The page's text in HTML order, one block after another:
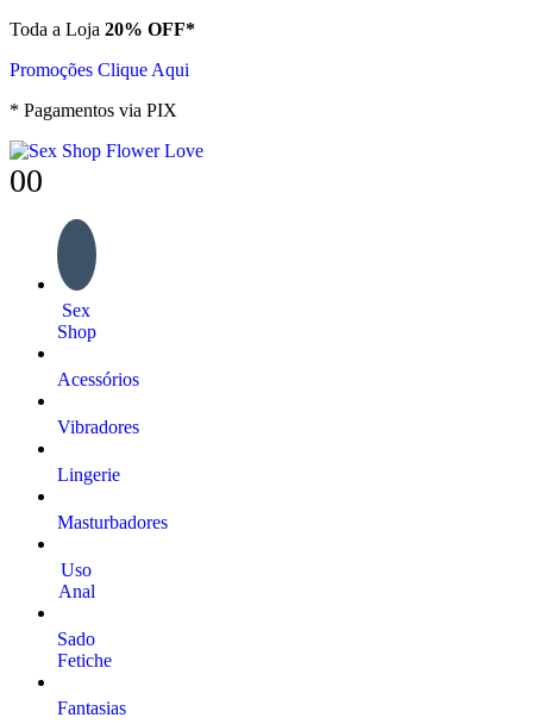
Toda a Loja 20% OFF*
Promoções Clique Aqui
* Pagamentos via PIX
00
Sex
Shop
Acessórios
Vibradores
Lingerie
Masturbadores
Uso
Anal
Sado
Fetiche
Fantasias